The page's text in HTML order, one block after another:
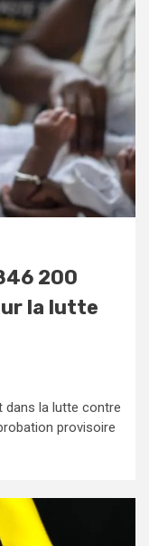
200
la lutte
dans la lutte contre
provisoire